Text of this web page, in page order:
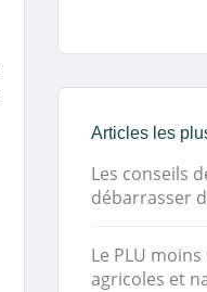
Articles les
Les conseils
débarrasser
Le PLU
agricoles et